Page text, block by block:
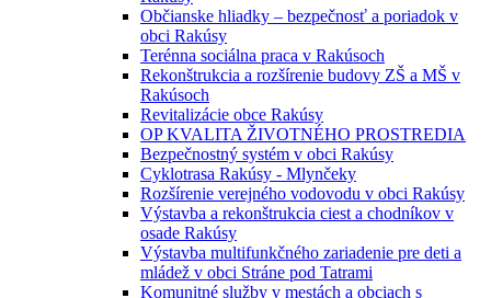
Občianske hliadky – bezpečnosť a poriadok v
obci Rakúsy
Terénna sociálna praca v Rakúsoch
Rekonštrukcia a rozšírenie budovy ZŠ a MŠ v
Rakúsoch
Revitalizácie obce Rakúsy
OP KVALITA ŽIVOTNÉHO PROSTREDIA
Bezpečnostný systém v obci Rakúsy
Cyklotrasa Rakúsy - Mlynčeky
Rozšírenie verejného vodovodu v obci Rakúsy
Výstavba a rekonštrukcia ciest a chodníkov v
osade Rakúsy
Výstavba multifunkčného zariadenie pre deti a
mládež v obci Stráne pod Tatrami
Komunitné služby v mestách a obciach s